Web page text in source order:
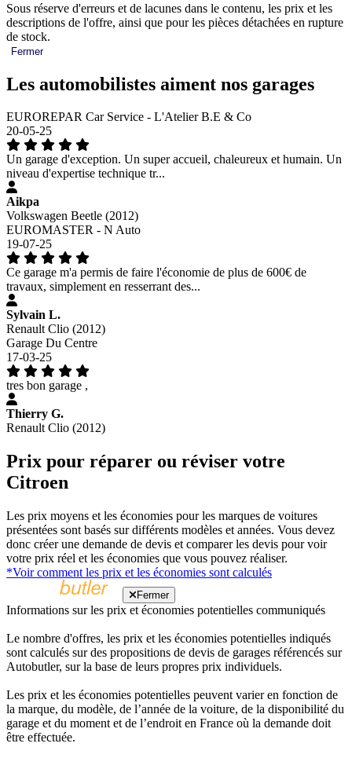
Sous réserve d'erreurs et de lacunes dans le contenu, les prix et les
descriptions de l'offre, ainsi que pour les pièces détachées en rupture
de stock.
Fermer
Les automobilistes aiment nos garages
EUROREPAR Car Service - L'Atelier B.E & Co
20-05-25
Un garage d'exception. Un super accueil, chaleureux et humain. Un
niveau d'expertise technique tr...
Aikpa
Volkswagen Beetle (2012)
EUROMASTER - N Auto
19-07-25
Ce garage m'a permis de faire l'économie de plus de 600€ de
travaux, simplement en resserrant des...
Sylvain L.
Renault Clio (2012)
Garage Du Centre
17-03-25
tres bon garage ,
Thierry G.
Renault Clio (2012)
Prix pour réparer ou réviser votre
Citroen
Les prix moyens et les économies pour les marques de voitures
présentées sont basés sur différents modèles et années. Vous devez
donc créer une demande de devis et comparer les devis pour voir
votre prix réel et les économies que vous pouvez réaliser.
*Voir comment les prix et les économies sont calculés
Fermer
Informations sur les prix et économies potentielles communiqués
Le nombre d'offres, les prix et les économies potentielles indiqués
sont calculés sur des propositions de devis de garages référencés sur
Autobutler, sur la base de leurs propres prix individuels.
Les prix et les économies potentielles peuvent varier en fonction de
la marque, du modèle, de l’année de la voiture, de la disponibilité du
garage et du moment et de l’endroit en France où la demande doit
être effectuée.